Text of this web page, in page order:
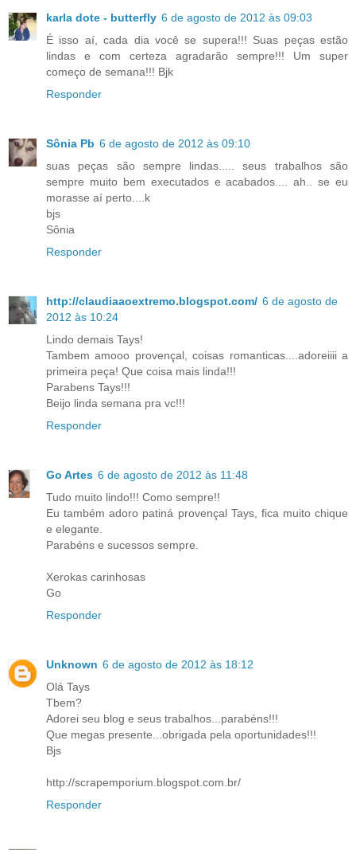
karla dote - butterfly 6 de agosto de 2012 às 09:03
É isso aí, cada dia você se supera!!! Suas peças estão
lindas e com certeza agradarão sempre!!! Um super
começo de semana!!! Bjk
Responder
Sônia Pb 6 de agosto de 2012 às 09:10
suas peças são sempre lindas..... seus trabalhos são
sempre muito bem executados e acabados.... ah.. se eu
morasse aí perto....k
bjs
Sônia
Responder
http://claudiaaoextremo.blogspot.com/ 6 de agosto de
2012 às 10:24
Lindo demais Tays!
Tambem amooo provençal, coisas romanticas....adoreiiii a
primeira peça! Que coisa mais linda!!!
Parabens Tays!!!
Beijo linda semana pra vc!!!
Responder
Go Artes 6 de agosto de 2012 às 11:48
Tudo muito lindo!!! Como sempre!!
Eu também adoro patiná provençal Tays, fica muito chique
e elegante.
Parabéns e sucessos sempre.
Xerokas carinhosas
Go
Responder
Unknown 6 de agosto de 2012 às 18:12
Olá Tays
Tbem?
Adorei seu blog e seus trabalhos...parabéns!!!
Que megas presente...obrigada pela oportunidades!!!
Bjs
http://scrapemporium.blogspot.com.br/
Responder